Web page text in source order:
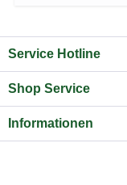
Service Hotline
Shop Service
Informationen